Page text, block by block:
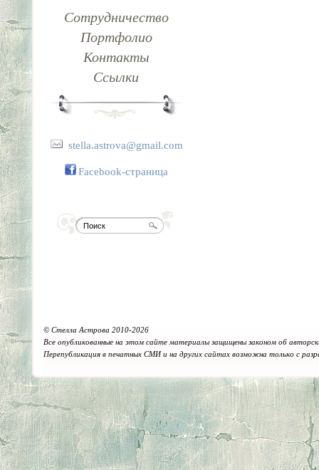
Сотрудничество
Портфолио
Контакты
Ссылки
stella.astrova@gmail.com
Facebook-страница
© Стелла Астрова 2010-2026
Все опубликованные на этом сайте материалы защищены законом об
Перепубликация в печатных СМИ и на других сайтах возможна только с